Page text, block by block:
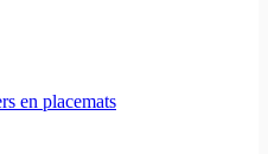
en placemats